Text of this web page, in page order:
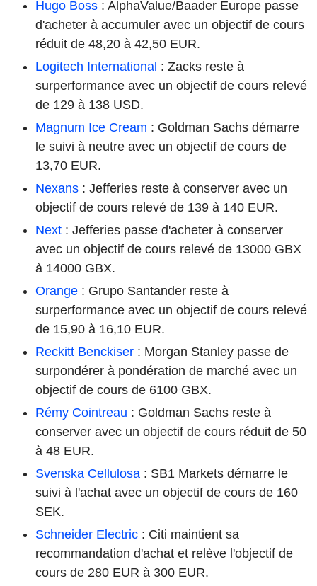
Hugo Boss : AlphaValue/Baader Europe passe
d'acheter à accumuler avec un objectif de cours
réduit de 48,20 à 42,50 EUR.
Logitech International : Zacks reste à
surperformance avec un objectif de cours relevé
de 129 à 138 USD.
Magnum Ice Cream : Goldman Sachs démarre
le suivi à neutre avec un objectif de cours de
13,70 EUR.
Nexans : Jefferies reste à conserver avec un
objectif de cours relevé de 139 à 140 EUR.
Next : Jefferies passe d'acheter à conserver
avec un objectif de cours relevé de 13000 GBX
à 14000 GBX.
Orange : Grupo Santander reste à
surperformance avec un objectif de cours relevé
de 15,90 à 16,10 EUR.
Reckitt Benckiser : Morgan Stanley passe de
surpondérer à pondération de marché avec un
objectif de cours de 6100 GBX.
Rémy Cointreau : Goldman Sachs reste à
conserver avec un objectif de cours réduit de 50
à 48 EUR.
Svenska Cellulosa : SB1 Markets démarre le
suivi à l'achat avec un objectif de cours de 160
SEK.
Schneider Electric : Citi maintient sa
recommandation d'achat et relève l'objectif de
cours de 280 EUR à 300 EUR.